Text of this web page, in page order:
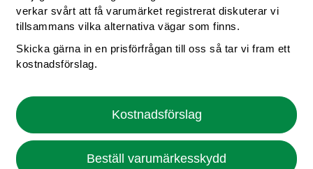
verkar svårt att få varumärket registrerat diskuterar vi
tillsammans vilka alternativa vägar som finns.
Skicka gärna in en prisförfrågan till oss så tar vi fram ett
kostnadsförslag.
Kostnadsförslag
Beställ varumärkesskydd